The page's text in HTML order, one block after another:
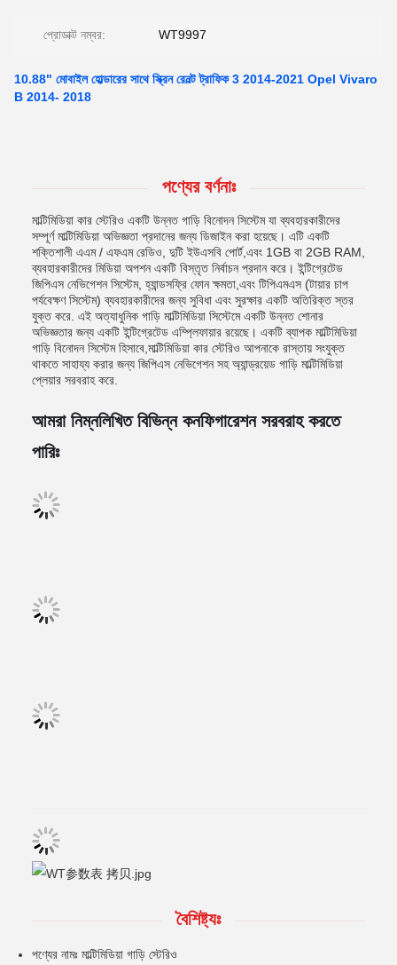
প্রোডাক্ট নম্বর: WT9997
10.88" মোবাইল হোল্ডারের সাথে স্ক্রিন রেনল্ট ট্রাফিক 3 2014-2021 Opel Vivaro
B 2014- 2018
পণ্যের বর্ণনাঃ
মাল্টিমিডিয়া কার স্টেরিও একটি উন্নত গাড়ি বিনোদন সিস্টেম যা ব্যবহারকারীদের
সম্পূর্ণ মাল্টিমিডিয়া অভিজ্ঞতা প্রদানের জন্য ডিজাইন করা হয়েছে। এটি একটি
শক্তিশালী এএম / এফএম রেডিও, দুটি ইউএসবি পোর্ট,এবং 1GB বা 2GB RAM,
ব্যবহারকারীদের মিডিয়া অপশন একটি বিস্তৃত নির্বাচন প্রদান করে। ইন্টিগ্রেটেড
জিপিএস নেভিগেশন সিস্টেম, হ্যান্ডসফ্রি ফোন ক্ষমতা,এবং টিপিএমএস (টায়ার চাপ
পর্যবেক্ষণ সিস্টেম) ব্যবহারকারীদের জন্য সুবিধা এবং সুরক্ষার একটি অতিরিক্ত স্তর
যুক্ত করে. এই অত্যাধুনিক গাড়ি মাল্টিমিডিয়া সিস্টেমে একটি উন্নত শোনার
অভিজ্ঞতার জন্য একটি ইন্টিগ্রেটেড এম্প্লিফায়ার রয়েছে। একটি ব্যাপক মাল্টিমিডিয়া
গাড়ি বিনোদন সিস্টেম হিসাবে,মাল্টিমিডিয়া কার স্টেরিও আপনাকে রাস্তায় সংযুক্ত
থাকতে সাহায্য করার জন্য জিপিএস নেভিগেশন সহ অ্যান্ড্রয়েড গাড়ি মাল্টিমিডিয়া
প্লেয়ার সরবরাহ করে.
আমরা নিম্নলিখিত বিভিন্ন কনফিগারেশন সরবরাহ করতে
পারিঃ
বৈশিষ্ট্যঃ
পণ্যের নামঃ মাল্টিমিডিয়া গাড়ি স্টেরিও